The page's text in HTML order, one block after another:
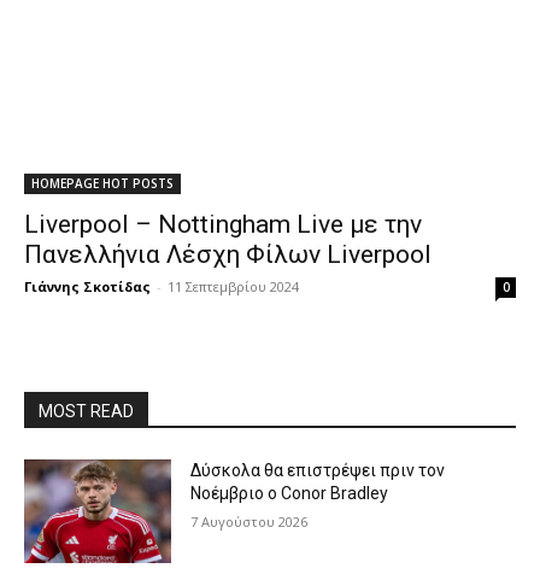
HOMEPAGE HOT POSTS
Liverpool – Nottingham Live με την
Πανελλήνια Λέσχη Φίλων Liverpool
Γιάννης Σκοτίδας - 11 Σεπτεμβρίου 2024 0
MOST READ
Δύσκολα θα επιστρέψει πριν τον
Νοέμβριο ο Conor Bradley
7 Αυγούστου 2026